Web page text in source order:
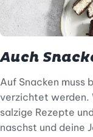
Auch
Auf Snacken muss
verzichtet werden.
salzige Rezepte
naschst und deine